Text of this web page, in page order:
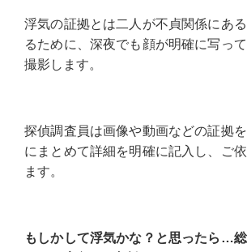
浮気の証拠とは二人が不貞関係にあ
るために、深夜でも顔が明確に写っ
撮影します。
探偵調査員は画像や動画などの証拠を
にまとめて詳細を明確に記入し、ご
ます。
もしかして浮気かな？と思ったら…